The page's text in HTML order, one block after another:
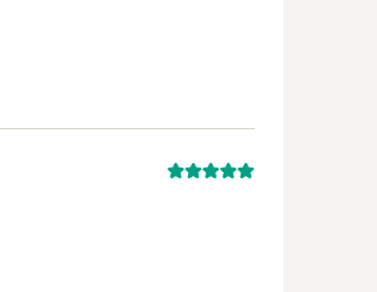
anónimo